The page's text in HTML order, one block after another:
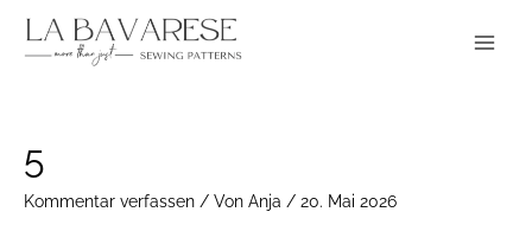
Inhalt
5
Kommentar verfassen / Von Anja / 20. Mai 2026
navigation